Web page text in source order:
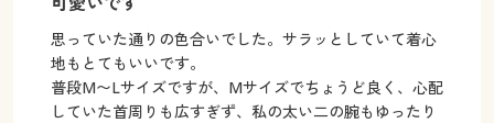
思っていた通りの色合いでした。サラッとしていて着心
地もとてもいいです。
普段M〜Lサイズですが、Mサイズでちょうど良く、心配
していた首周りも広すぎず、私の太い二の腕もゆったり